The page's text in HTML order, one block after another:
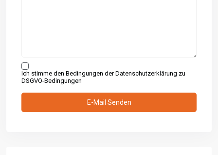
Ich stimme den Bedingungen der Datenschutzerklärung zu
DSGVO-Bedingungen